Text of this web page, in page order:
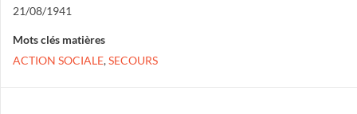
21/08/1941
Mots clés matières
ACTION SOCIALE,SECOURS